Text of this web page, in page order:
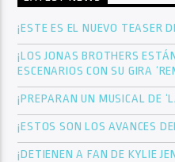
¡ESTE ES EL NUEVO TEASER
¡LOS JONAS BROTHERS
ESCENARIOS CON SU GIRA
¡PREPARAN UN MUSICAL DE
¡ESTOS SON LOS AVANCES
¡DETIENEN A FAN DE KYLIE